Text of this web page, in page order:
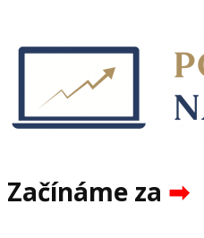
Začínáme za ➡︎